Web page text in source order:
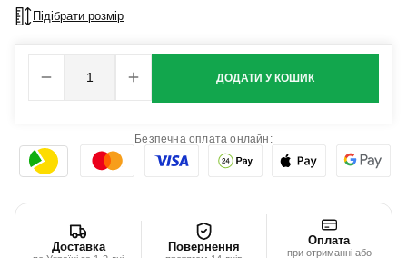
Підібрати розмір
ДОДАТИ У КОШИК
Безпечна оплата онлайн:
Доставка Повернення Оплата
при отриманні або